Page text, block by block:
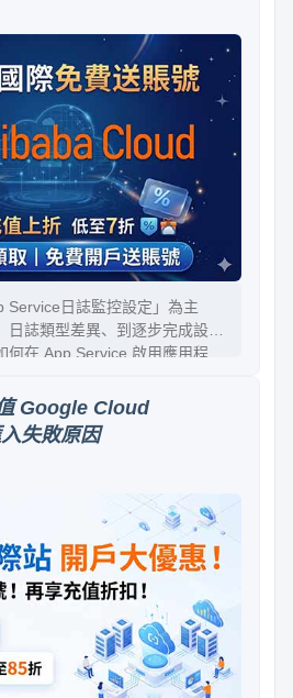
Service日誌監控設定」為主
日誌類型差異、到逐步完成設定
何在 App Service 啟用應用程
與診斷設定的關聯方式、
路，並提醒常見誤區與成本風
追溯、可告警的監控體系。
Google Cloud
失敗原因